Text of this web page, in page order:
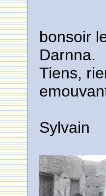
bonsoir
Darnna.
Tiens,
Sylvain